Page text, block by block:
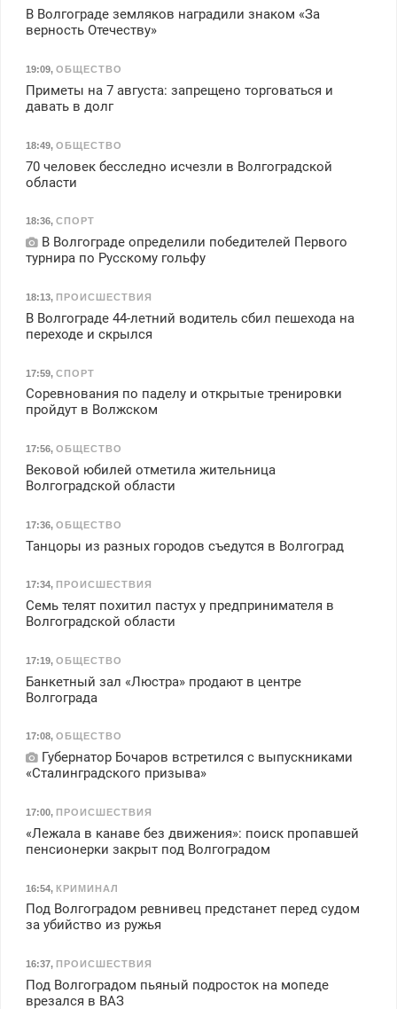
В Волгограде земляков наградили знаком «За
верность Отечеству»
19:09, ОБЩЕСТВО
Приметы на 7 августа: запрещено торговаться и
давать в долг
18:49, ОБЩЕСТВО
70 человек бесследно исчезли в Волгоградской
области
18:36, СПОРТ
В Волгограде определили победителей Первого
турнира по Русскому гольфу
18:13, ПРОИСШЕСТВИЯ
В Волгограде 44-летний водитель сбил пешехода на
переходе и скрылся
17:59, СПОРТ
Соревнования по паделу и открытые тренировки
пройдут в Волжском
17:56, ОБЩЕСТВО
Вековой юбилей отметила жительница
Волгоградской области
17:36, ОБЩЕСТВО
Танцоры из разных городов съедутся в Волгоград
17:34, ПРОИСШЕСТВИЯ
Семь телят похитил пастух у предпринимателя в
Волгоградской области
17:19, ОБЩЕСТВО
Банкетный зал «Люстра» продают в центре
Волгограда
17:08, ОБЩЕСТВО
Губернатор Бочаров встретился с выпускниками
«Сталинградского призыва»
17:00, ПРОИСШЕСТВИЯ
«Лежала в канаве без движения»: поиск пропавшей
пенсионерки закрыт под Волгоградом
16:54, КРИМИНАЛ
Под Волгоградом ревнивец предстанет перед судом
за убийство из ружья
16:37, ПРОИСШЕСТВИЯ
Под Волгоградом пьяный подросток на мопеде
врезался в ВАЗ